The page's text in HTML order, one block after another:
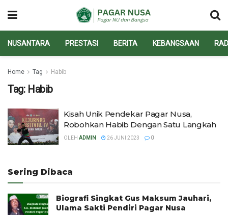
NUSANTARA PRESTASI BERITA KEBANGSAAN
Home Tag Habib
Tag: Habib
Kisah Unik Pendekar Pagar Nusa,
Robohkan Habib Dengan Satu Langkah
OLEH ADMIN 26 JUNI 2023 0
Sering Dibaca
Biografi Singkat Gus Maksum Jauhari,
Ulama Sakti Pendiri Pagar Nusa